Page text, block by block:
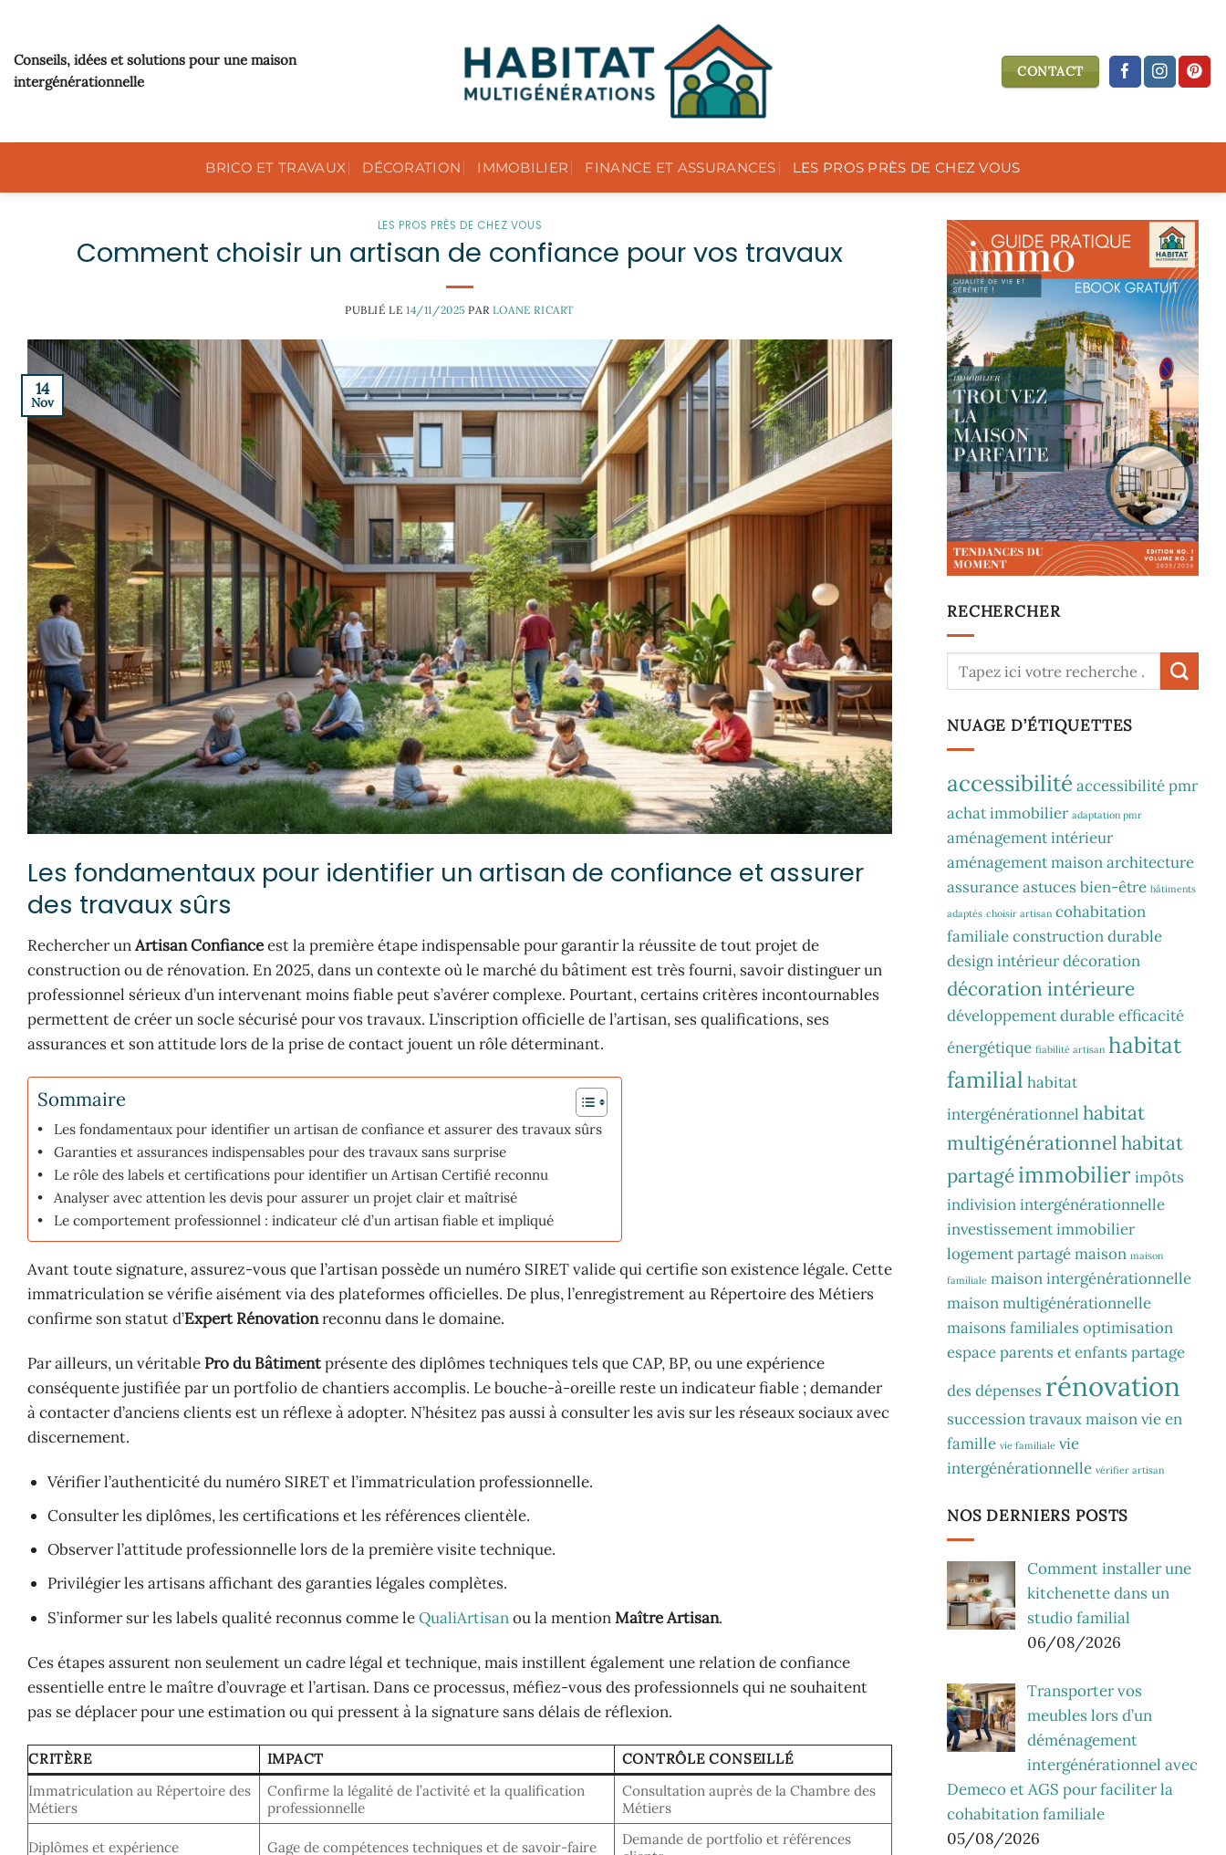
contenu
Conseils, idées et solutions pour une maison
intergénérationnelle
CONTACT
BRICO ET TRAVAUX DÉCORATION IMMOBILIER FINANCE ET ASSURANCES LES PROS PRÈS DE CHEZ VOUS
LES PROS PRÈS DE CHEZ VOUS
Comment choisir un artisan de confiance pour vos travaux
PUBLIÉ LE 14/11/2025 PAR LOANE RICART
14
Nov
Les fondamentaux pour identifier un artisan de confiance et assurer
des travaux sûrs
Rechercher unArtisan Confianceest la première étape indispensable pour garantir la réussite de tout projet de
construction ou de rénovation. En 2025, dans un contexte où le marché du bâtiment est très fourni, savoir distinguer un
professionnel sérieux d’un intervenant moins fiable peut s’avérer complexe. Pourtant, certains critères incontournables
permettent de créer un socle sécurisé pour vos travaux. L’inscription officielle de l’artisan, ses qualifications, ses
assurances et son attitude lors de la prise de contact jouent un rôle déterminant.
Sommaire
Les fondamentaux pour identifier un artisan de confiance et assurer des travaux sûrs
Garanties et assurances indispensables pour des travaux sans surprise
Le rôle des labels et certifications pour identifier un Artisan Certifié reconnu
Analyser avec attention les devis pour assurer un projet clair et maîtrisé
Le comportement professionnel : indicateur clé d’un artisan fiable et impliqué
Avant toute signature, assurez-vous que l’artisan possède un numéro SIRET valide qui certifie son existence légale. Cette
immatriculation se vérifie aisément via des plateformes officielles. De plus, l’enregistrement au Répertoire des Métiers
confirme son statut d’Expert Rénovationreconnu dans le domaine.
Par ailleurs, un véritable Pro du Bâtimentprésente des diplômes techniques tels que CAP, BP, ou une expérience
conséquente justifiée par un portfolio de chantiers accomplis. Le bouche-à-oreille reste un indicateur fiable ; demander
à contacter d’anciens clients est un réflexe à adopter. N’hésitez pas aussi à consulter les avis sur les réseaux sociaux avec
discernement.
Vérifier l’authenticité du numéro SIRET et l’immatriculation professionnelle.
Consulter les diplômes, les certifications et les références clientèle.
Observer l’attitude professionnelle lors de la première visite technique.
Privilégier les artisans affichant des garanties légales complètes.
S’informer sur les labels qualité reconnus comme leQualiArtisanou la mentionMaître Artisan.
Ces étapes assurent non seulement un cadre légal et technique, mais instillent également une relation de confiance
essentielle entre le maître d’ouvrage et l’artisan. Dans ce processus, méfiez-vous des professionnels qui ne souhaitent
pas se déplacer pour une estimation ou qui pressent à la signature sans délais de réflexion.
CRITÈRE IMPACT
CONTRÔLE CONSEILLÉ
Immatriculation au Répertoire des
Métiers
Confirme la légalité de l’activité et la qualification
professionnelle
Consultation auprès de la Chambre des
Métiers
Diplômes et expérience Gage de compétences techniques et de savoir-faire
Demande de portfolio et références
RECHERCHER
NUAGE D’ÉTIQUETTES
accessibilité accessibilité pmr
achat immobilier adaptation pmr
aménagement intérieur
aménagement maisonarchitecture
assuranceastuces bien-être bâtiments
adaptés choisir artisan cohabitation
familialeconstruction durable
design intérieurdécoration
décoration intérieure
développement durableefficacité
énergétique fiabilité artisan habitat
familial habitat
intergénérationnel habitat
multigénérationnelhabitat
partagéimmobilierimpôts
indivisionintergénérationnelle
investissement immobilier
logement partagémaison maison
familiale maison intergénérationnelle
maison multigénérationnelle
maisons familiales optimisation
espaceparents et enfants partage
des dépenses rénovation
successiontravaux maisonvie en
famille vie familiale vie
intergénérationnelle vérifier artisan
NOS DERNIERS POSTS
Comment installer une
kitchenette dans un
studio familial
06/08/2026
Transporter vos
meubles lors d’un
déménagement
intergénérationnel avec
Demeco et AGS pour faciliter la
cohabitation familiale
05/08/2026